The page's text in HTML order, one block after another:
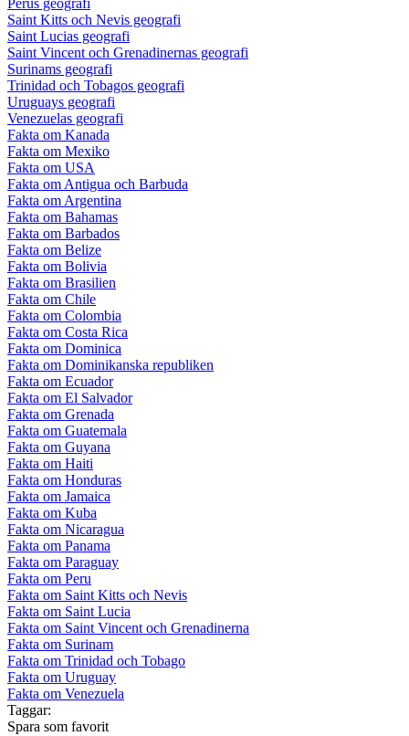
Perus geografi
Saint Kitts och Nevis geografi
Saint Lucias geografi
Saint Vincent och Grenadinernas geografi
Surinams geografi
Trinidad och Tobagos geografi
Uruguays geografi
Venezuelas geografi
Fakta om Kanada
Fakta om Mexiko
Fakta om USA
Fakta om Antigua och Barbuda
Fakta om Argentina
Fakta om Bahamas
Fakta om Barbados
Fakta om Belize
Fakta om Bolivia
Fakta om Brasilien
Fakta om Chile
Fakta om Colombia
Fakta om Costa Rica
Fakta om Dominica
Fakta om Dominikanska republiken
Fakta om Ecuador
Fakta om El Salvador
Fakta om Grenada
Fakta om Guatemala
Fakta om Guyana
Fakta om Haiti
Fakta om Honduras
Fakta om Jamaica
Fakta om Kuba
Fakta om Nicaragua
Fakta om Panama
Fakta om Paraguay
Fakta om Peru
Fakta om Saint Kitts och Nevis
Fakta om Saint Lucia
Fakta om Saint Vincent och Grenadinerna
Fakta om Surinam
Fakta om Trinidad och Tobago
Fakta om Uruguay
Fakta om Venezuela
Taggar:
Spara som favorit